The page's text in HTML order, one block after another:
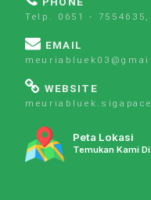
Telp. 0651 -
EMAIL
WEBSITE
Peta Lokasi
Temukan Kami